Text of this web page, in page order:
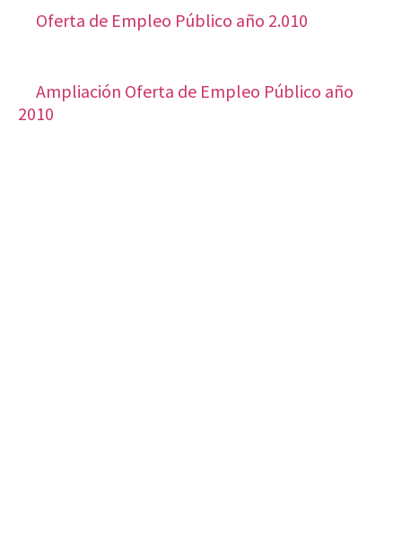
Oferta de Empleo Público año 2.010
Ampliación Oferta de Empleo Público año
2010